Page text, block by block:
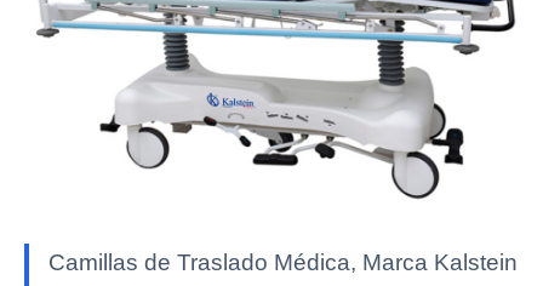
Camillas de Traslado Médica, Marca Kalstein